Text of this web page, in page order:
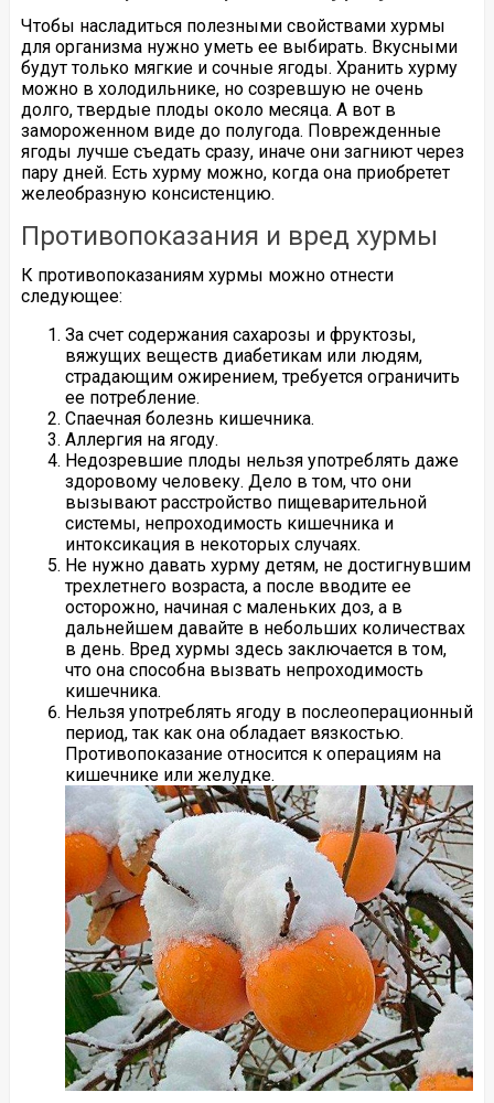
Чтобы насладиться полезными свойствами хурмы
для организма нужно уметь ее выбирать. Вкусными
будут только мягкие и сочные ягоды. Хранить хурму
можно в холодильнике, но созревшую не очень
долго, твердые плоды около месяца. А вот в
замороженном виде до полугода. Поврежденные
ягоды лучше съедать сразу, иначе они загниют через
пару дней. Есть хурму можно, когда она приобретет
желеобразную консистенцию.
Противопоказания и вред хурмы
К противопоказаниям хурмы можно отнести
следующее:
За счет содержания сахарозы и фруктозы,
вяжущих веществ диабетикам или людям,
страдающим ожирением, требуется ограничить
ее потребление.
Спаечная болезнь кишечника.
Аллергия на ягоду.
Недозревшие плоды нельзя употреблять даже
здоровому человеку. Дело в том, что они
вызывают расстройство пищеварительной
системы, непроходимость кишечника и
интоксикация в некоторых случаях.
Не нужно давать хурму детям, не достигнувшим
трехлетнего возраста, а после вводите ее
осторожно, начиная с маленьких доз, а в
дальнейшем давайте в небольших количествах
в день. Вред хурмы здесь заключается в том,
что она способна вызвать непроходимость
кишечника.
Нельзя употреблять ягоду в послеоперационный
период, так как она обладает вязкостью.
Противопоказание относится к операциям на
кишечнике или желудке.